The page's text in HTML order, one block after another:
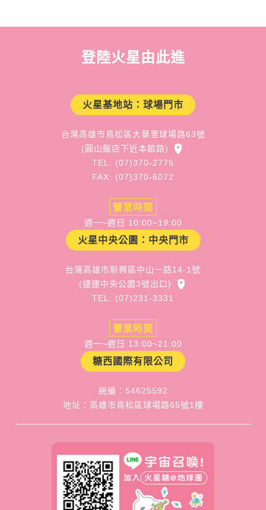
登陸火星由此進
火星基地站：球場門市
台灣高雄市鳥松區大華里球場路63號
(圓山飯店下近本館路)
TEL: (07)370-2775
FAX: (07)370-6072
營業時間
週一~週日 10:00~19:00
火星中央公園：中央門市
台灣高雄市新興區中山一路14-1號
(捷運中央公園3號出口)
TEL: (07)231-3331
營業時間
週一~週日 13:00~21:00
糖西國際有限公司
統編：54625592
地址：高雄市鳥松區球場路65號1樓